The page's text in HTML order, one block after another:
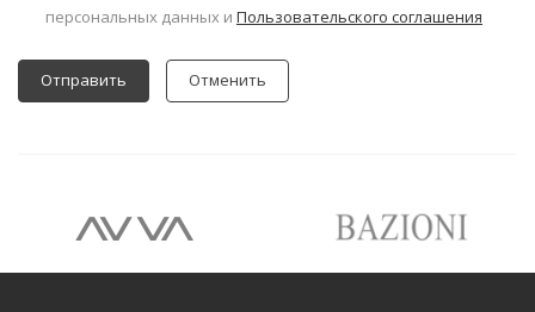
персональных данных и Пользовательского соглашения
Отменить